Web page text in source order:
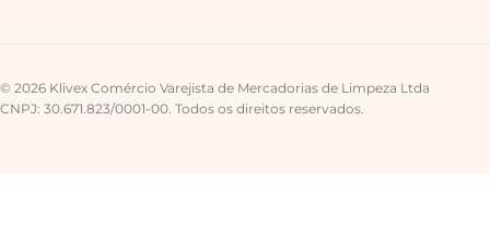
© 2026 Klivex Comércio Varejista de Mercadorias de Limpeza Ltda
CNPJ: 30.671.823/0001-00. Todos os direitos reservados.